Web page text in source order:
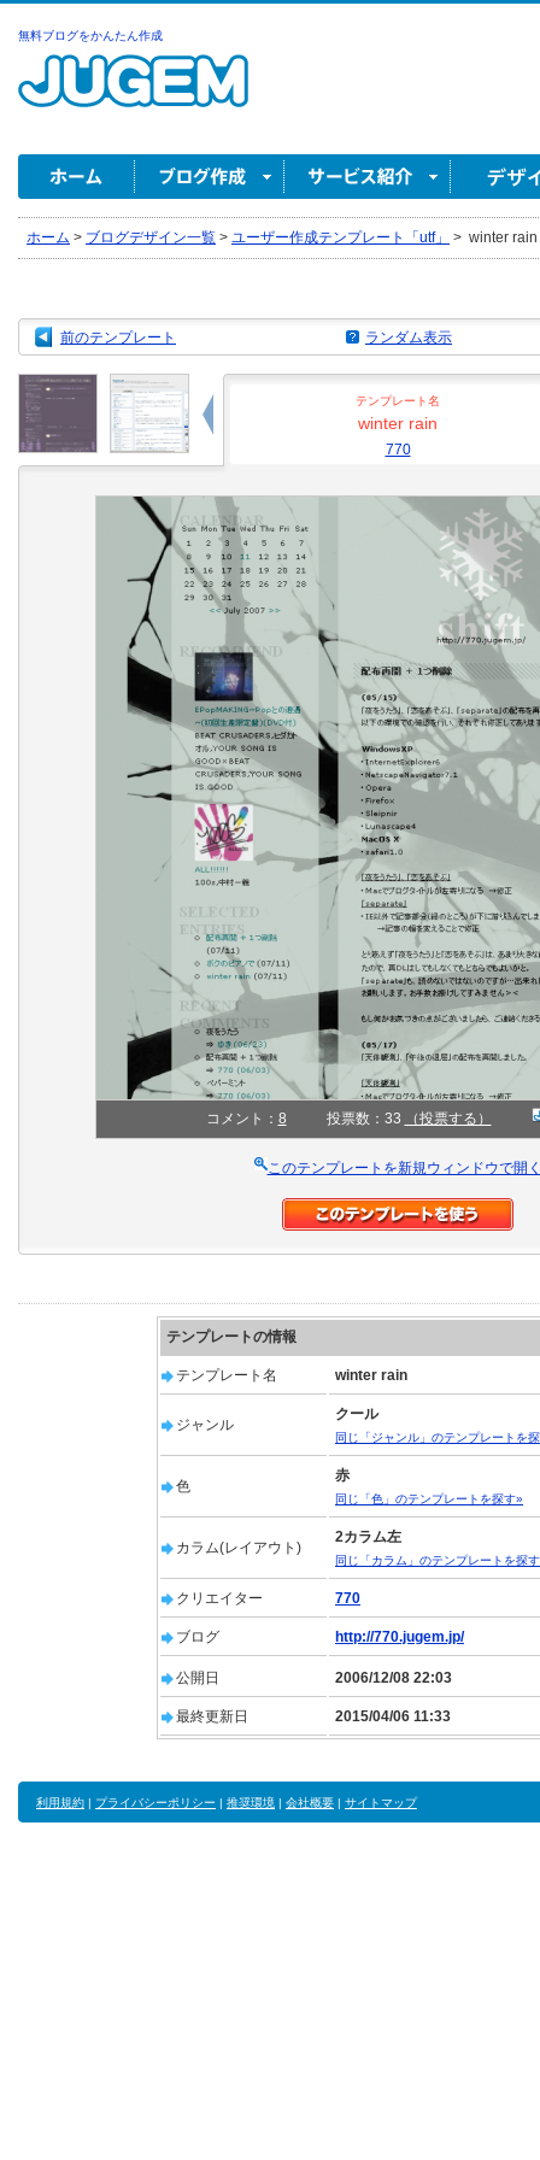
無料ブログをかんたん作成
ホーム > ブログデザイン一覧 > ユーザー作成テンプレート「utf」 > winter
前のテンプレート ランダム表示
テンプレート名
winter rain
770
コメント： 8 投票数：33 （投票する）
このテンプレートを新規ウィンドウで開
テンプレートの情報
テンプレート名 winter rain
ジャンル
クール
同じ「ジャンル」のテンプレートを
色
赤
同じ「色」のテンプレートを探す»
カラム(レイアウト)
2カラム左
同じ「カラム」のテンプレートを探
クリエイター 770
ブログ http://770.jugem.jp/
公開日 2006/12/08 22:03
最終更新日 2015/04/06 11:33
利用規約 | プライバシーポリシー | 推奨環境 | 会社概要 | サイトマップ